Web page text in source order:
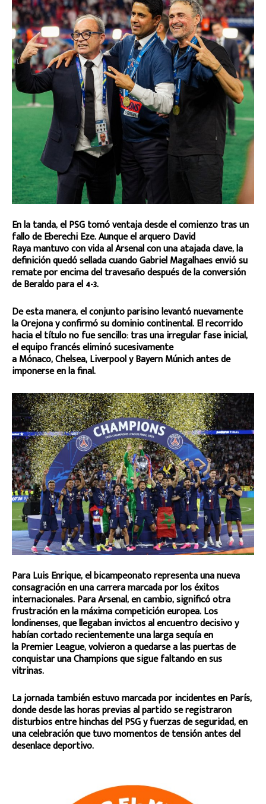
En la tanda, el PSG tomó ventaja desde el comienzo tras un
fallo de Eberechi Eze. Aunque el arquero David
Raya mantuvo con vida al Arsenal con una atajada clave, la
definición quedó sellada cuando Gabriel Magalhaes envió su
remate por encima del travesaño después de la conversión
de Beraldo para el 4-3.
De esta manera, el conjunto parisino levantó nuevamente
la Orejona y confirmó su dominio continental. El recorrido
hacia el título no fue sencillo: tras una irregular fase inicial,
el equipo francés eliminó sucesivamente
a Mónaco, Chelsea, Liverpool y Bayern Múnich antes de
imponerse en la final.
Para Luis Enrique, el bicampeonato representa una nueva
consagración en una carrera marcada por los éxitos
internacionales. Para Arsenal, en cambio, significó otra
frustración en la máxima competición europea. Los
londinenses, que llegaban invictos al encuentro decisivo y
habían cortado recientemente una larga sequía en
la Premier League, volvieron a quedarse a las puertas de
conquistar una Champions que sigue faltando en sus
vitrinas.
La jornada también estuvo marcada por incidentes en París,
donde desde las horas previas al partido se registraron
disturbios entre hinchas del PSG y fuerzas de seguridad, en
una celebración que tuvo momentos de tensión antes del
desenlace deportivo.